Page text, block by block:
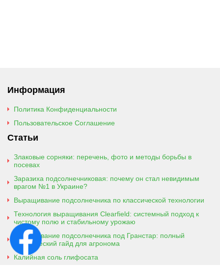
Информация
Политика Конфиденциальности
Пользовательское Соглашение
Статьи
Злаковые сорняки: перечень, фото и методы борьбы в
посевах
Заразиха подсолнечниковая: почему он стал невидимым
врагом №1 в Украине?
Выращивание подсолнечника по классической технологии
Технология выращивания Clearfield: системный подход к
чистому полю и стабильному урожаю
Выращивание подсолнечника под Гранстар: полный
практический гайд для агронома
Калийная соль глифосата